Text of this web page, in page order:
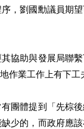
，劉國勳議員期
協助與發展局聯
作業工作上有下工
團體提到「先棕
少的，而政府應